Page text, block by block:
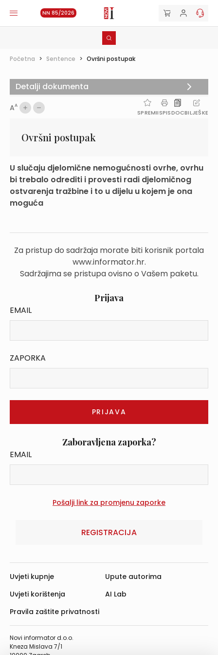
NN 85/2026
Početna > Sentence > Ovršni postupak
AA
SPREMIISPISDOCBILJEŠKE
Ovršni postupak
U slučaju djelomične nemogućnosti ovrhe, ovrhu
bi trebalo odrediti i provesti radi djelomičnog
ostvarenja tražbine i to u dijelu u kojem je ona
moguća
Za pristup do sadržaja morate biti korisnik portala
www.informator.hr.
Sadržajima se pristupa ovisno o Vašem paketu.
Prijava
EMAIL
ZAPORKA
Zaboravljena zaporka?
EMAIL
REGISTRACIJA
Detalji dokumenta
Novi informator d.o.o.
Kneza Mislava 7/1
Uvjeti kupnje
Uvjeti korištenja
Pravila zaštite privatnosti
Upute autorima
AI Lab